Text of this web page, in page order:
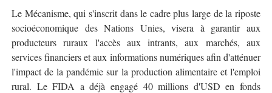
Le Mécanisme, qui s'inscrit dans le cadre plus large de la riposte
socioéconomique des Nations Unies, visera à garantir aux
producteurs ruraux l'accès aux intrants, aux marchés, aux
services financiers et aux informations numériques afin d'atténuer
l'impact de la pandémie sur la production alimentaire et l'emploi
rural. Le FIDA a déjà engagé 40 millions d'USD en fonds